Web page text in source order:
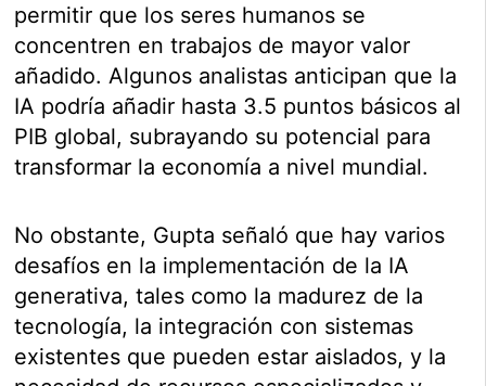
permitir que los seres humanos se
concentren en trabajos de mayor valor
añadido. Algunos analistas anticipan que la
IA podría añadir hasta 3.5 puntos básicos al
PIB global, subrayando su potencial para
transformar la economía a nivel mundial.
No obstante, Gupta señaló que hay varios
desafíos en la implementación de la IA
generativa, tales como la madurez de la
tecnología, la integración con sistemas
existentes que pueden estar aislados, y la